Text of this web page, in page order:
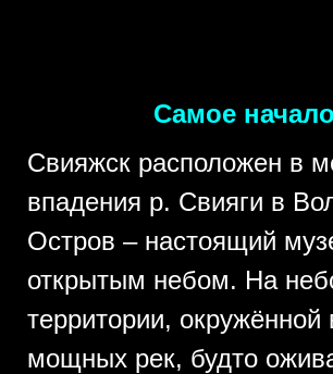
Самое начало
Свияжск расположен в
впадения р. Свияги в
Остров – настоящий
открытым небом. На
территории, окружённой
мощных рек, будто